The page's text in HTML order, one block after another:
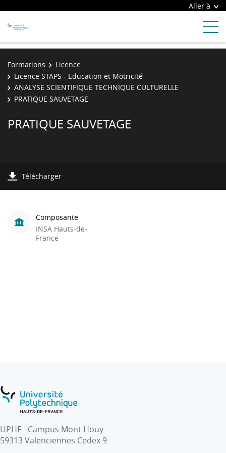
Aller à
Formations
Licence
Licence STAPS - Education et Motricité
ANALYSE SCIENTIFIQUE TECHNIQUE CULTURELLE
PRATIQUE SAUVETAGE
PRATIQUE SAUVETAGE
Télécharger
Composante
INSA Hauts-de-
France
UPHF - Campus Mont Houy
59313 Valenciennes Cedex 9